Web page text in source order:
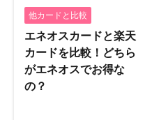
他カードと比較
エネオスカードと楽天
カードを比較！どちら
がエネオスでお得な
の？